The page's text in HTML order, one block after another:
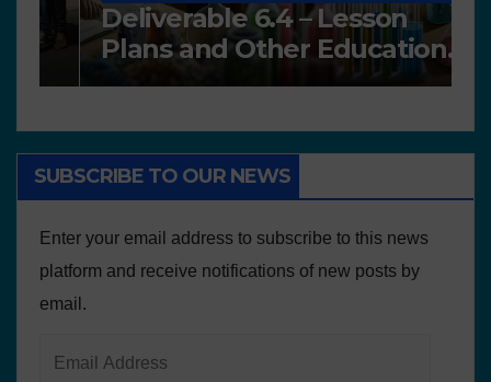
Deliverable 6.4 – Lesson
Plans and Other Educational
resources
SUBSCRIBE TO OUR NEWS
Enter your email address to subscribe to this news
platform and receive notifications of new posts by
email.